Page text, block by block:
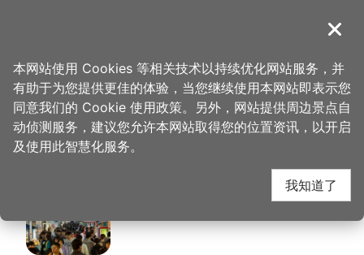
導覽
首页 > 想去的地方 > 住宿 > 名仕旅舘
名仕旅舘 周边店家
关闭
本网站使用 Cookies 等相关技术以持续优化网站服务，并
有助于为您提供更佳的体验，当您继续使用本网站即表示您
同意我们的 Cookie 使用政策。另外，网站提供周边景点自
动侦测服务，建议您允许本网站取得您的位置资讯，以开启
及使用此智慧化服务。
我知道了